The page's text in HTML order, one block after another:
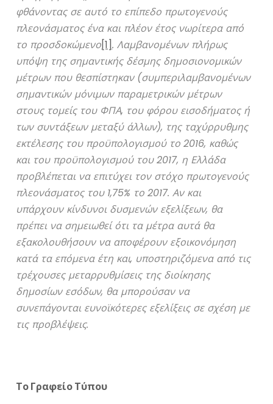
φθάνοντας σε αυτό το επίπεδο πρωτογενούς
πλεονάσματος ένα και πλέον έτος νωρίτερα από
το προσδοκώμενο[1]. Λαμβανομένων πλήρως
υπόψη της σημαντικής δέσμης δημοσιονομικών
μέτρων που θεσπίστηκαν (συμπεριλαμβανομένων
σημαντικών μόνιμων παραμετρικών μέτρων
στους τομείς του ΦΠΑ, του φόρου εισοδήματος ή
των συντάξεων μεταξύ άλλων), της ταχύρρυθμης
εκτέλεσης του προϋπολογισμού το 2016, καθώς
και του προϋπολογισμού του 2017, η Ελλάδα
προβλέπεται να επιτύχει τον στόχο πρωτογενούς
πλεονάσματος του 1,75% το 2017. Αν και
υπάρχουν κίνδυνοι δυσμενών εξελίξεων, θα
πρέπει να σημειωθεί ότι τα μέτρα αυτά θα
εξακολουθήσουν να αποφέρουν εξοικονόμηση
κατά τα επόμενα έτη και, υποστηριζόμενα από τις
τρέχουσες μεταρρυθμίσεις της διοίκησης
δημοσίων εσόδων, θα μπορούσαν να
συνεπάγονται ευνοϊκότερες εξελίξεις σε σχέση με
τις προβλέψεις.
Το Γραφείο Τύπου